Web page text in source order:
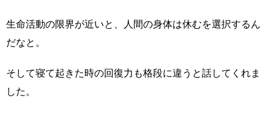
生命活動の限界が近いと、人間の身体は休むを選択するん
だなと。
そして寝て起きた時の回復力も格段に違うと話してくれま
した。